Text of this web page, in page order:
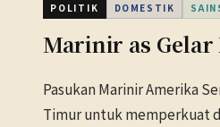
POLITIK DOMESTIK
Marinir as Gelar
Pasukan Marinir Amerika
Timur untuk memperkuat